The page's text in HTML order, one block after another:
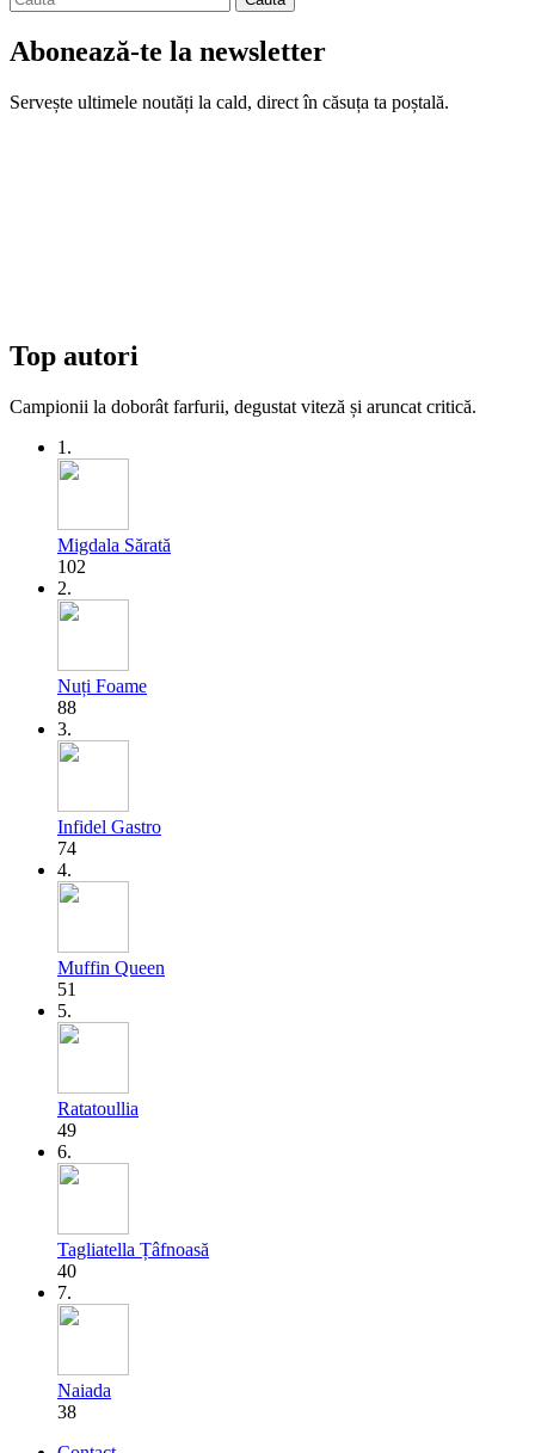
Abonează-te la newsletter
Servește ultimele noutăți la cald, direct în căsuța ta poștală.
Top autori
Campionii la doborât farfurii, degustat viteză și aruncat critică.
1.
Migdala Sărată
102
2.
Nuți Foame
88
3.
Infidel Gastro
74
4.
Muffin Queen
51
5.
Ratatoullia
49
6.
Tagliatella Țâfnoasă
40
7.
Naiada
38